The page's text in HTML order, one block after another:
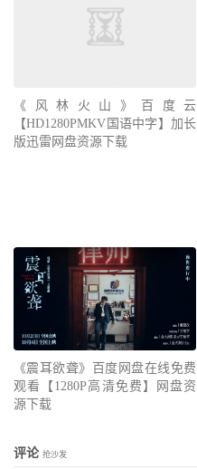
《风林火山》百度云
【HD1280PMKV国语中字】加长
版迅雷网盘资源下载
《震耳欲聋》百度网盘在线免费
观看【1280P高清免费】网盘资
源下载
评论 抢沙发